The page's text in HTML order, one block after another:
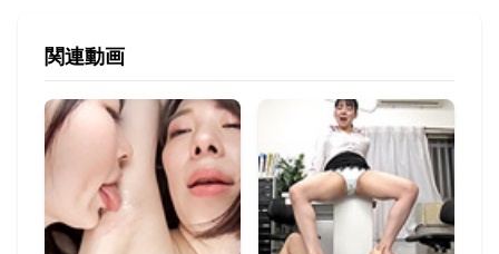
関連動画